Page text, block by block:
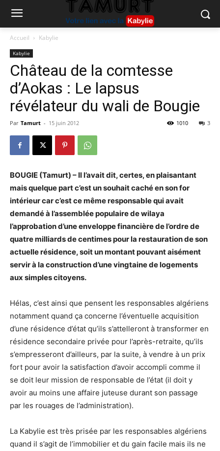
Accueil Kabylie
Kabylie
Château de la comtesse
d’Aokas : Le lapsus
révélateur du wali de Bougie
Par Tamurt - 15 juin 2012 3
1010
BOUGIE (Tamurt) – Il l’avait dit, certes, en plaisantant
mais quelque part c’est un souhait caché en son for
intérieur car c’est ce même responsable qui avait
demandé à l’assemblée populaire de wilaya
l’approbation d’une enveloppe financière de l’ordre de
quatre milliards de centimes pour la restauration de son
actuelle résidence, soit un montant pouvant aisément
servir à la construction d’une vingtaine de logements
aux simples citoyens.
Hélas, c’est ainsi que pensent les responsables algériens
notamment quand ça concerne l’éventuelle acquisition
d’une résidence d’état qu’ils s’attelleront à transformer en
résidence secondaire privée pour l’après-retraite, qu’ils
s’empresseront d’ailleurs, par la suite, à vendre à un prix
fort pour avoir la satisfaction d’avoir accompli comme il
se doit leur mission de responsable de l’état (il doit y
avoir au moins une affaire juteuse durant son passage
par les rouages de l’administration).
La Kabylie est très prisée par les responsables algériens
quand il s’agit de l’immobilier et du gain facile mais ils ne